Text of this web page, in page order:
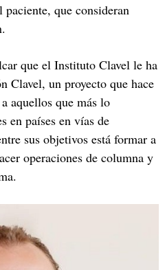
que consideran
que el Instituto Clavel le ha
Clavel, un proyecto que hace
aquellos que más lo
en países en vías de
sus objetivos está formar a
operaciones de columna y